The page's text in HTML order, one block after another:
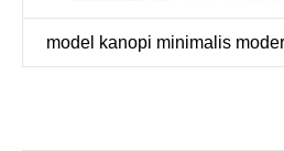
model kanopi minimalis